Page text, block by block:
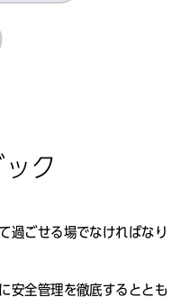
ク
過ごせる場でなければなり
安全管理を徹底するととも